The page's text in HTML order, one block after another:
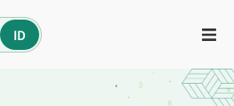
ID